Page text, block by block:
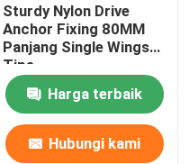
Sturdy Nylon Drive
Anchor Fixing 80MM
Panjang Single Wings
Tipe
Harga terbaik
Hubungi kami